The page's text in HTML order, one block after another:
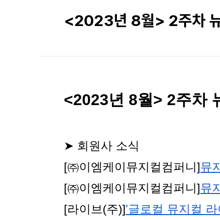
<2023년 8월> 2주차
<2023년 8월> 2주차
➤ 회원사 소식
[㈜이엠케이뮤지컬컴퍼니]뮤
[㈜이엠케이뮤지컬컴퍼니]뮤
[라이브(주)]'글로컬 뮤지컬